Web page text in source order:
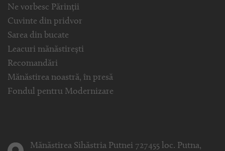
Ne vorbesc Părinții
Cuvinte din pridvor
Sarea din bucate
Leacuri mănăstirești
Recomandări
Mănăstirea noastră, în presă
Fondul pentru Modernizare
Mănăstirea Sihăstria Putnei 727455 loc. Putna,